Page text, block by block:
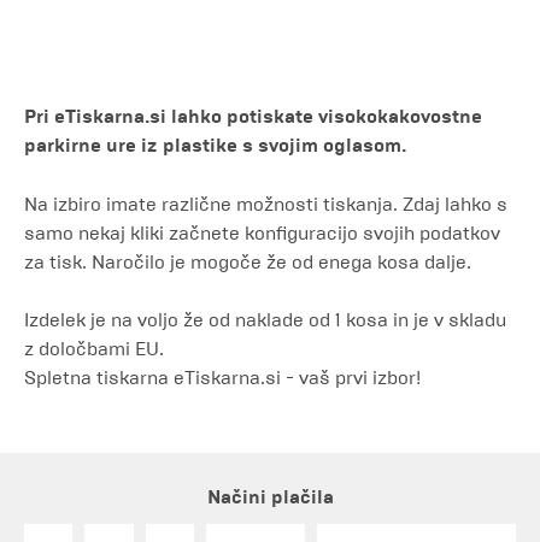
Pri eTiskarna.si lahko potiskate visokokakovostne
parkirne ure iz plastike s svojim oglasom.
Na izbiro imate različne možnosti tiskanja. Zdaj lahko s
samo nekaj kliki začnete konfiguracijo svojih podatkov
za tisk. Naročilo je mogoče že od enega kosa dalje.
Izdelek je na voljo že od naklade od 1 kosa in je v skladu
z določbami EU.
Spletna tiskarna eTiskarna.si - vaš prvi izbor!
Načini plačila